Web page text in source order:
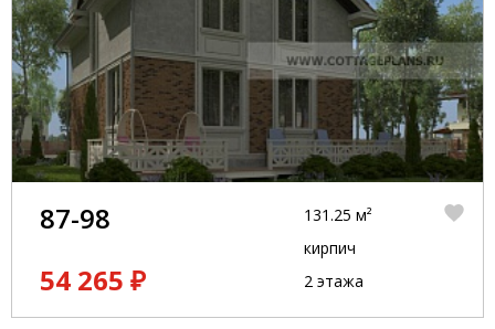
87-98
54 265 ₽
131.25 м²
кирпич
2 этажа